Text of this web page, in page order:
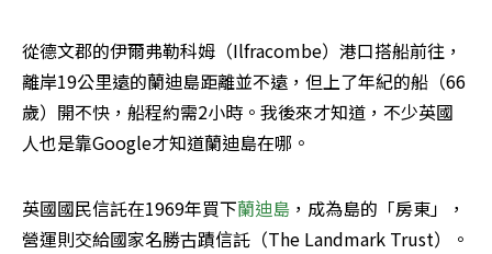
從德文郡的伊爾弗勒科姆（Ilfracombe）港口搭船前往，
離岸19公里遠的蘭迪島距離並不遠，但上了年紀的船（66
歲）開不快，船程約需2小時。我後來才知道，不少英國
人也是靠Google才知道蘭迪島在哪。
英國國民信託在1969年買下蘭迪島 ，成為島的「房東」，
營運則交給國家名勝古蹟信託（The Landmark Trust）。